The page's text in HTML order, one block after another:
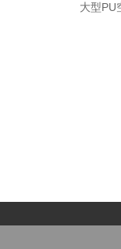
大型PU